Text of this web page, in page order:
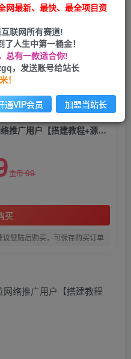
网络推广用户【搭建
关注
1325 67
短链接网站搭建：适合每一位网络推广用户【搭建教程+源码】
金币99
买
议登陆后购买，可保存购买订单
网最新、最快、最全项目资
联网所有赛道!
人生中第一桶金！
总有一款适合你!
，发送账号给站长
！
通VIP会员 加盟当站长